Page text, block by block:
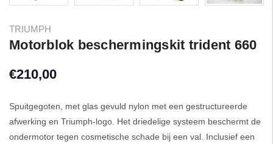
TRIUMPH
Motorblok beschermingskit trident 660
€210,00
Spuitgegoten, met glas gevuld nylon met een gestructureerde
afwerking en Triumph-logo. Het driedelige systeem beschermt de
ondermotor tegen cosmetische schade bij een val. Inclusief een